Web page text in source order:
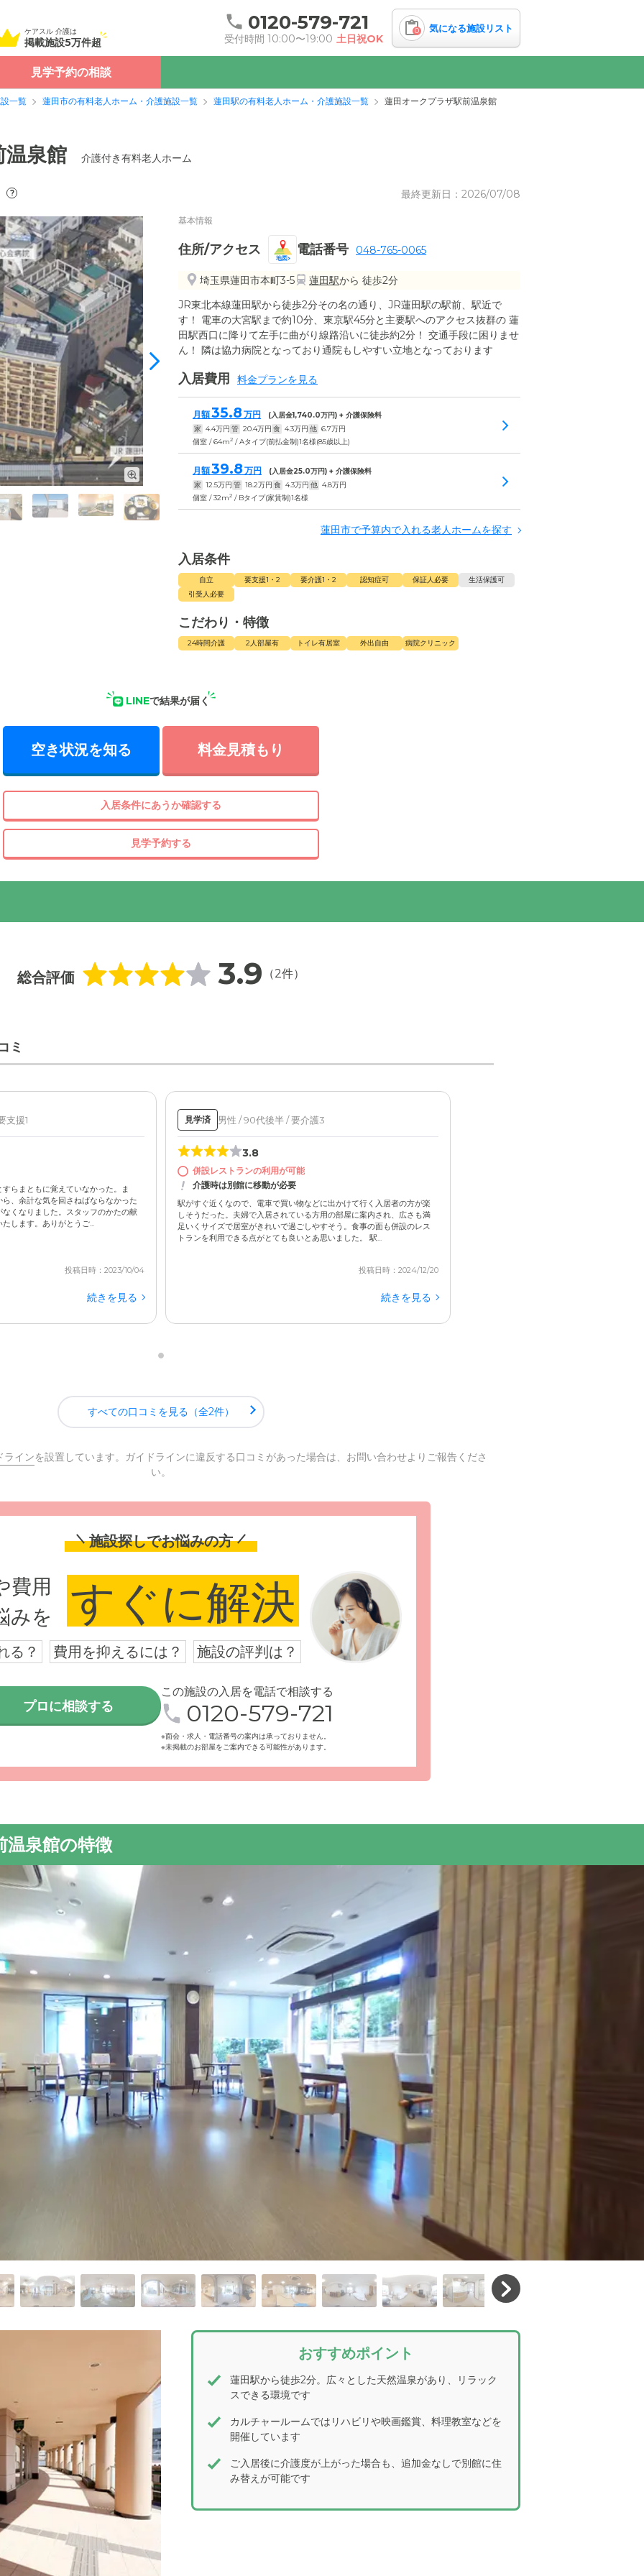
ケアスル 介護は
掲載施設5万件超
0120-579-721
受付時間 10:00〜19:00 土日祝OK
0 気になる施設リスト
見学予約の相談
一覧 蓮田市の有料老人ホーム・介護施設一覧 蓮田駅の有料老人ホーム・介護施設一覧 蓮田オークプラザ駅前温泉館
泉館 介護付き有料老人ホーム
? 最終更新日：2026/07/08
ムはJR宇都宮線、湘南新宿線および上の東京ライン「蓮田」駅から徒歩
し、蓮田一心会病院に隣接します。
基本情報
住所/アクセス
地図
電話番号 048-765-0065
埼玉県蓮田市本町3-5 蓮田駅から 徒歩2分
JR東北本線蓮田駅から徒歩2分その名の通り、JR蓮田駅の駅前、駅近で
す！ 電車の大宮駅まで約10分、東京駅45分と主要駅へのアクセス抜群の 蓮
田駅西口に降りて左手に曲がり線路沿いに徒歩約2分！ 交通手段に困りませ
ん！ 隣は協力病院となっており通院もしやすい立地となっております
入居費用 料金プランを見る
月額35.8 万円 (入居金1,740.0万円) + 介護保険料
家 4.4万円 管 20.4万円 食 4.3万円 他 6.7万円
個室 / 64m2 / Aタイプ(前払金制)1名様(85歳以上)
月額39.8 万円 (入居金25.0万円) + 介護保険料
家 12.5万円 管 18.2万円 食 4.3万円 他 4.8万円
個室 / 32m2 / Bタイプ(家賃制)1名様
蓮田市で予算内で入れる老人ホームを探す
入居条件
自立 要支援1・2 要介護1・2 認知症可 保証人必要
生活保護可
引受人必要
こだわり・特徴
24時間介護 2人部屋有 トイレ有居室 外出自由 病院クリニック
LINEで結果が届く
空き状況を知る 料金見積もり
入居条件にあうか確認する
見学予約する
総合評価 3.9 （2件）
ミ
支援1
らまともに覚えていなかった。ま
、余計な気を回さねばならなかった
くなりました。スタッフのかたの献
します。ありがとうご...
投稿日時：2023/10/04
続きを見る
見学済 男性 / 90代後半 / 要介護3
3.8
併設レストランの利用が可能
介護時は別館に移動が必要
駅がすぐ近くなので、電車で買い物などに出かけて行く入居者の方が楽
しそうだった。夫婦で入居されている方用の部屋に案内され、広さも満
足いくサイズで居室がきれいで過ごしやすそう。食事の面も併設のレス
トランを利用できる点がとても良いとあ思いました。 駅...
投稿日時：2024/12/20
続きを見る
すべての口コミを見る（全2件）
ラインを設置しています。ガイドラインに違反する口コミがあった場合は、お問い合わせよりご報告くださ
い。
施設探しでお悩みの方
費用
みを
すぐに解決
る？ 費用を抑えるには？ 施設の評判は？
プロに相談する
この施設の入居を電話で相談する
0120-579-721
※面会・求人・電話番号の案内は承っておりません。
※未掲載のお部屋をご案内できる可能性があります。
温泉館の特徴
おすすめポイント
蓮田駅から徒歩2分。広々とした天然温泉があり、リラック
スできる環境です
カルチャールームではリハビリや映画鑑賞、料理教室などを
開催しています
ご入居後に介護度が上がった場合も、追加金なしで別館に住
み替えが可能です